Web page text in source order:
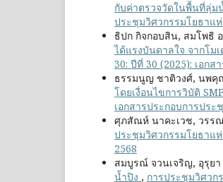
กับค่าตรวจวัดในพื้นที่ลุ่ม
ประชุมวิศวกรรมโยธาแ
ธิปก กิจกอบสิน, สมโพธิ
ได้แรงบันดาลใจ จากโม
30: ปีที่ 30 (2025): เอก
ธรรมนูญ ชาติวงศ์, นพ
โดยเงื่อนไขการวิบัติ
เอกสารประกอบการปร
ศุภสัณห์ นาคะเวช, วรร
ประชุมวิศวกรรมโยธาแ
2568
สมบูรณ์ จวนเจริญ, อุรุยา
น้ำปิง , การประชุมวิศวก